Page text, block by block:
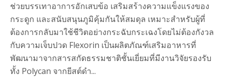
ช่วยบรรเทาอาการอักเสบข้อ เสริมสร้างความแข็งแรงของ
กระดูก และสนับสนุนภูมิคุ้มกันให้สมดุล เหมาะสำหรับผู้ที่
ต้องการกลับมาใช้ชีวิตอย่างกระฉับกระเฉงโดยไม่ต้องกังวล
กับความเจ็บปวด Flexorin เป็นผลิตภัณฑ์เสริมอาหารที่
พัฒนามาจากสารสกัดธรรมชาติชั้นเยี่ยมที่มีงานวิจัยรองรับ
ทั้ง Polycan จากยีสต์ดำ...